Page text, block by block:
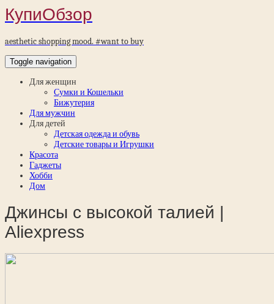
КупиОбзор
aesthetic shopping mood. #want to buy
Toggle navigation
Для женщин
Сумки и Кошельки
Бижутерия
Для мужчин
Для детей
Детская одежда и обувь
Детские товары и Игрушки
Красота
Гаджеты
Хобби
Дом
Джинсы с высокой талией |
Aliexpress